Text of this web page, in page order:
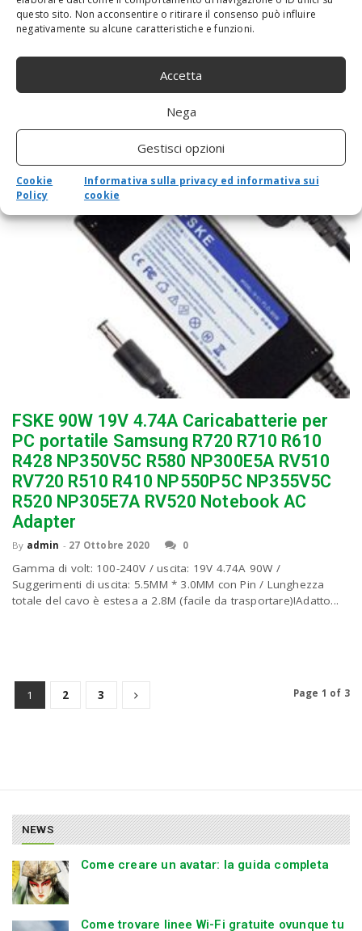
questo sito. Non acconsentire o ritirare il consenso può influire
negativamente su alcune caratteristiche e funzioni.
Accetta
Nega
Gestisci opzioni
Cookie
Policy
Informativa sulla privacy ed informativa sui
cookie
per caricabatterie da auto ad alta velocità
per Nintendo Switch (cavo di ricarica USB
0
Ricarica ad alta velocità: ricarica più veloce e sicura con la
nostra tecnologia leader nel settore. Cavo e connettori di alta
qualità da 2 m.Design compatto: USB tipo C ad...
FSKE 90W 19V 4.74A Caricabatterie per
PC portatile Samsung R720 R710 R610
R428 NP350V5C R580 NP300E5A RV510
RV720 R510 R410 NP550P5C NP355V5C
R520 NP305E7A RV520 Notebook AC
Adapter
By admin - 27 Ottobre 2020 0
Gamma di volt: 100-240V / uscita: 19V 4.74A 90W /
Suggerimenti di uscita: 5.5MM * 3.0MM con Pin / Lunghezza
totale del cavo è estesa a 2.8M (facile da trasportare)!Adatto...
1 2 3 Page 1 of 3
NEWS
Come creare un avatar: la guida completa
Come trovare linee Wi-Fi gratuite ovunque tu